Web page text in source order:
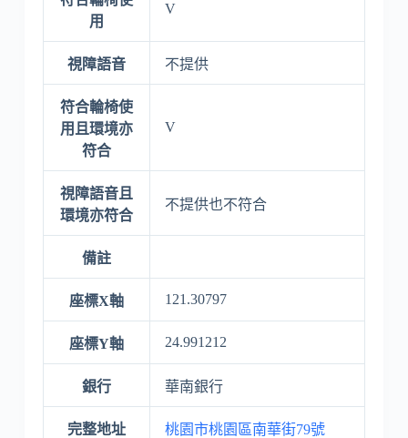
用
V
視障語音 不提供
符合輪椅使
用且環境亦
符合
V
視障語音且
環境亦符合
不提供也不符合
備註
座標X軸 121.30797
座標Y軸 24.991212
銀行 華南銀行
完整地址 桃園市桃園區南華街79號